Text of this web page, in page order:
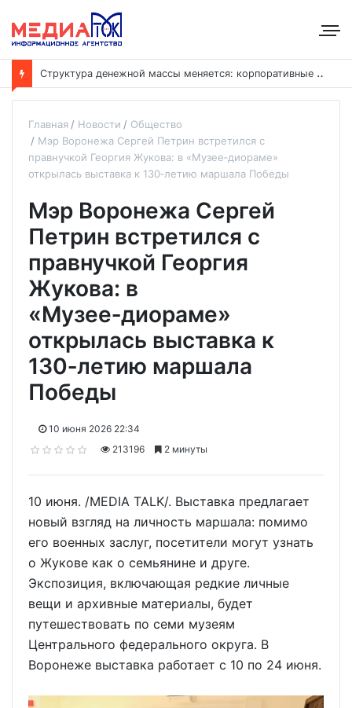
С
труктура денежной массы меняется: корпоративные депозиты обогнали вклады населения
Главная Новости
Общество
Мэр Воронежа Сергей Петрин встретился с
правнучкой Георгия Жукова: в «Музее‑диораме»
открылась выставка к 130‑летию маршала Победы
Мэр Воронежа Сергей
Петрин встретился с
правнучкой Георгия
Жукова: в
«Музее‑диораме»
открылась выставка к
130‑летию маршала
Победы
10 июня 2026 22:34
213196
2 минуты
10 июня. /MEDIA TALK/. Выставка предлагает
новый взгляд на личность маршала: помимо
его военных заслуг, посетители могут узнать
о Жукове как о семьянине и друге.
Экспозиция, включающая редкие личные
вещи и архивные материалы, будет
путешествовать по семи музеям
Центрального федерального округа. В
Воронеже выставка работает с 10 по 24 июня.